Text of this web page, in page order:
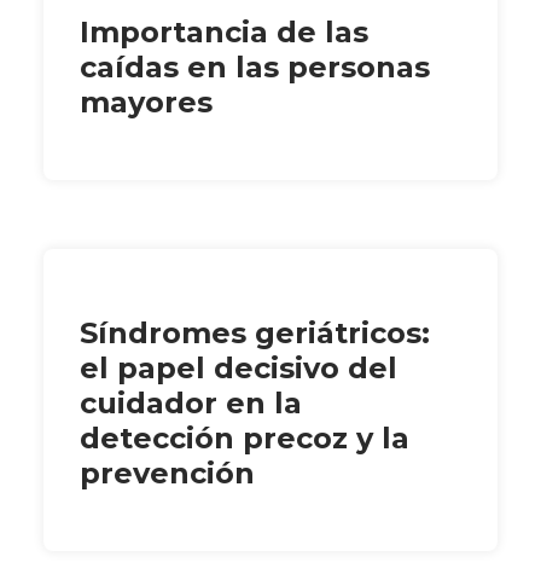
Importancia de las
caídas en las personas
mayores
Síndromes geriátricos:
el papel decisivo del
cuidador en la
detección precoz y la
prevención